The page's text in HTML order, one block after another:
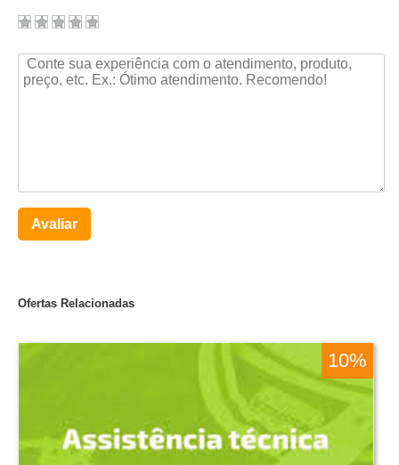
Avaliar
Ofertas Relacionadas
10%